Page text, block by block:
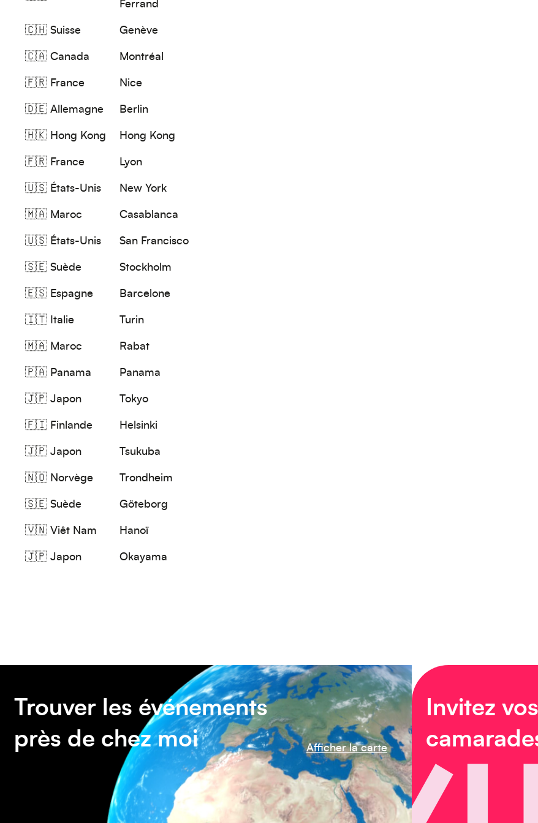
Ferrand
🇨🇭 Suisse Genève
🇨🇦 Canada Montréal
🇫🇷 France Nice
🇩🇪 Allemagne Berlin
🇭🇰 Hong Kong Hong Kong
🇫🇷 France Lyon
🇺🇸 États-Unis New York
🇲🇦 Maroc Casablanca
🇺🇸 États-Unis San Francisco
🇸🇪 Suède Stockholm
🇪🇸 Espagne Barcelone
🇮🇹 Italie Turin
🇲🇦 Maroc Rabat
🇵🇦 Panama Panama
🇯🇵 Japon Tokyo
🇫🇮 Finlande Helsinki
🇯🇵 Japon Tsukuba
🇳🇴 Norvège Trondheim
🇸🇪 Suède Göteborg
🇻🇳 Viêt Nam Hanoï
🇯🇵 Japon Okayama
Trouver les événements
près de chez moi
Afficher la carte
Invitez